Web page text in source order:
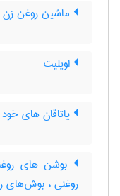
ماشین روغن زن
اویلیت
یاتاقان های
بوشن های
روغنی ، بوش‌های